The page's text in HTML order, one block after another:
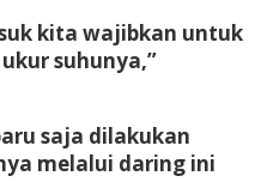
kita wajibkan untuk
suhunya,”
saja dilakukan
melalui daring ini